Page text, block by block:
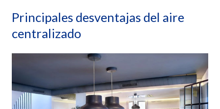
Principales desventajas del aire
centralizado